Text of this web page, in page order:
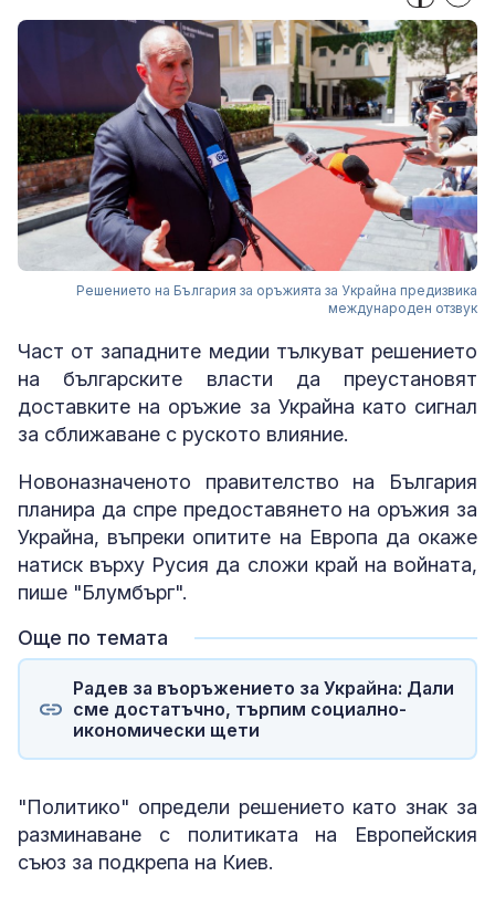
Решението на България за оръжията за Украйна предизвика
международен отзвук
Част от западните медии тълкуват решението
на българските власти да преустановят
доставките на оръжие за Украйна като сигнал
за сближаване с руското влияние.
Новоназначеното правителство на България
планира да спре предоставянето на оръжия за
Украйна, въпреки опитите на Европа да окаже
натиск върху Русия да сложи край на войната,
пише "Блумбърг".
Още по темата
Радев за въоръжението за Украйна: Дали
сме достатъчно, търпим социално-
икономически щети
"Политико" определи решението като знак за
разминаване с политиката на Европейския
съюз за подкрепа на Киев.